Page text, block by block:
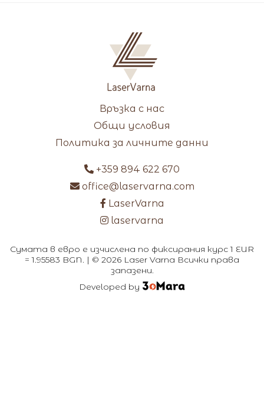
Връзка с нас
Общи условия
Политика за личните данни
+359 894 622 670
office@laservarna.com
LaserVarna
laservarna
Сумата в евро е изчислена по фиксирания курс 1 EUR
= 1.95583 BGN. | © 2026 Laser Varna Всички права
запазени.
Developed by